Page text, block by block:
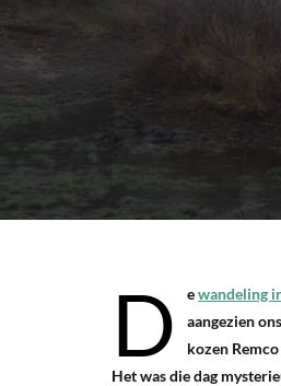
D ewandeling
aangezien
kozen
Het was die dag